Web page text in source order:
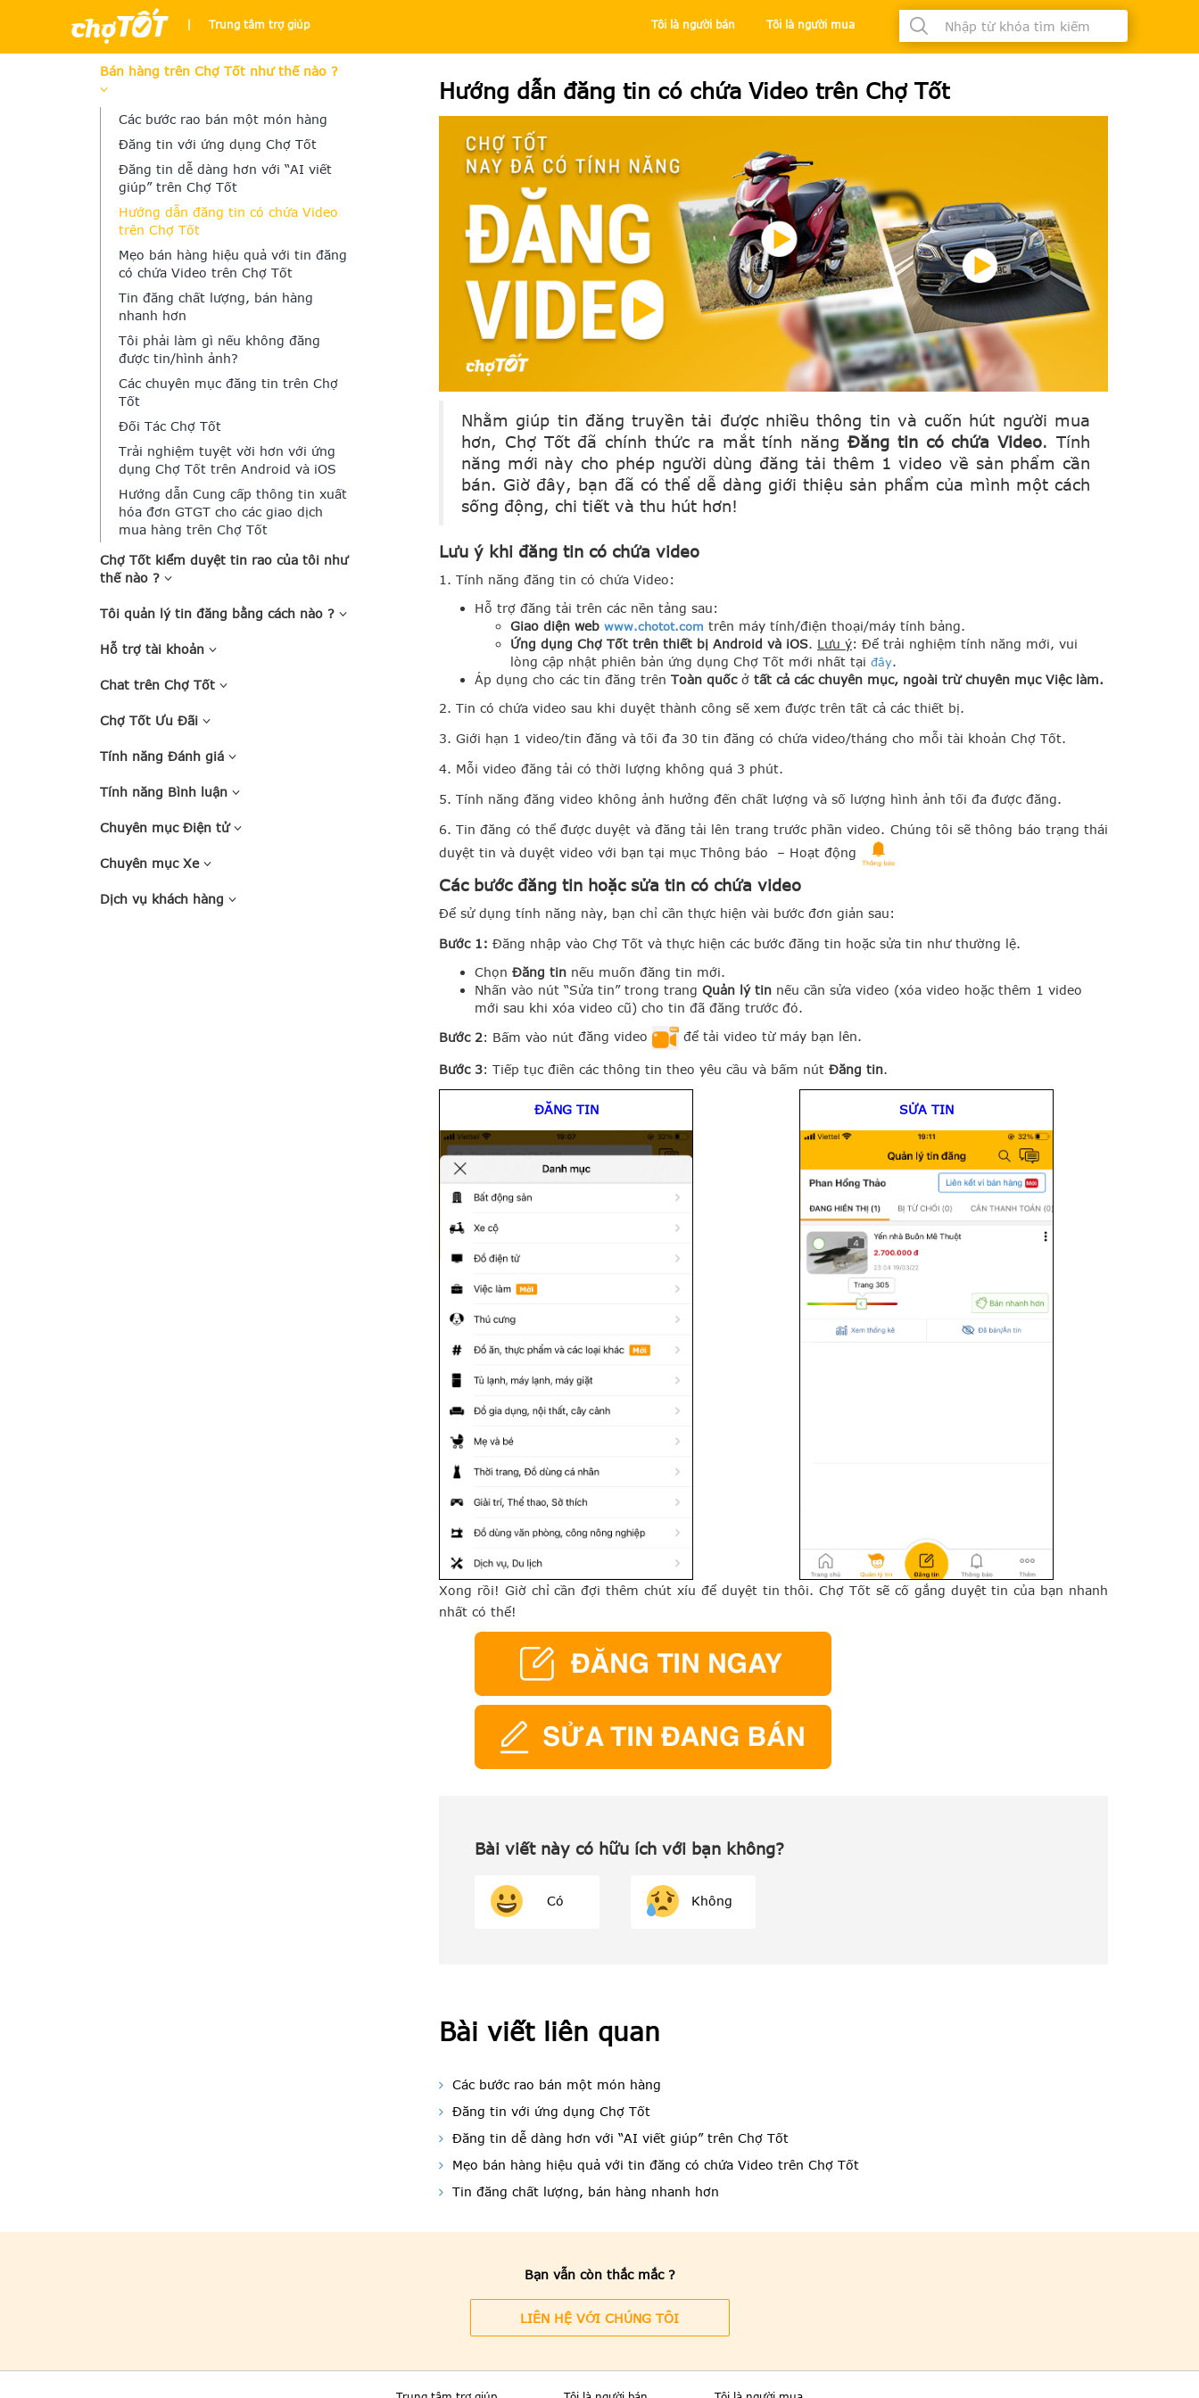
Trung tâm trợ giúp Tôi là người bán Tôi là người mua
Bán hàng trên Chợ Tốt như thế nào ?
Các bước rao bán một món hàng
Đăng tin với ứng dụng Chợ Tốt
Đăng tin dễ dàng hơn với “AI viết
giúp” trên Chợ Tốt
Hướng dẫn đăng tin có chứa Video
trên Chợ Tốt
Mẹo bán hàng hiệu quả với tin đăng
có chứa Video trên Chợ Tốt
Tin đăng chất lượng, bán hàng
nhanh hơn
Tôi phải làm gì nếu không đăng
được tin/hình ảnh?
Các chuyên mục đăng tin trên Chợ
Tốt
Đối Tác Chợ Tốt
Trải nghiệm tuyệt vời hơn với ứng
dụng Chợ Tốt trên Android và iOS
Hướng dẫn Cung cấp thông tin xuất
hóa đơn GTGT cho các giao dịch
mua hàng trên Chợ Tốt
Chợ Tốt kiểm duyệt tin rao của tôi như
thế nào ?
Tôi quản lý tin đăng bằng cách nào ?
Hỗ trợ tài khoản
Chat trên Chợ Tốt
Chợ Tốt Ưu Đãi
Tính năng Đánh giá
Tính năng Bình luận
Chuyên mục Điện tử
Chuyên mục Xe
Dịch vụ khách hàng
Hướng dẫn đăng tin có chứa Video trên Chợ Tốt
Nhằm giúp tin đăng truyền tải được nhiều thông tin và cuốn hút người mua
hơn, Chợ Tốt đã chính thức ra mắt tính năng Đăng tin có chứa Video. Tính
năng mới này cho phép người dùng đăng tải thêm 1 video về sản phẩm cần
bán. Giờ đây, bạn đã có thể dễ dàng giới thiệu sản phẩm của mình một cách
sống động, chi tiết và thu hút hơn!
Lưu ý khi đăng tin có chứa video
1. Tính năng đăng tin có chứa Video:
Hỗ trợ đăng tải trên các nền tảng sau:
Giao diện web www.chotot.com trên máy tính/điện thoại/máy tính bảng.
Ứng dụng Chợ Tốt trên thiết bị Android và iOS. Lưu ý: Để trải nghiệm tính năng mới, vui
lòng cập nhật phiên bản ứng dụng Chợ Tốt mới nhất tại đây.
Áp dụng cho các tin đăng trên Toàn quốcở tất cả các chuyên mục, ngoài trừ chuyên mục Việc làm.
2. Tin có chứa video sau khi duyệt thành công sẽ xem được trên tất cả các thiết bị.
3. Giới hạn 1 video/tin đăng và tối đa 30 tin đăng có chứa video/tháng cho mỗi tài khoản Chợ Tốt.
4. Mỗi video đăng tải có thời lượng không quá 3 phút.
5. Tính năng đăng video không ảnh hưởng đến chất lượng và số lượng hình ảnh tối đa được đăng.
6. Tin đăng có thể được duyệt và đăng tải lên trang trước phần video. Chúng tôi sẽ thông báo trạng thái
duyệt tin và duyệt video với bạn tại mục Thông báo – Hoạt động
Các bước đăng tin hoặc sửa tin có chứa video
Để sử dụng tính năng này, bạn chỉ cần thực hiện vài bước đơn giản sau:
Bước 1: Đăng nhập vào Chợ Tốt và thực hiện các bước đăng tin hoặc sửa tin như thường lệ.
Chọn Đăng tin nếu muốn đăng tin mới.
Nhấn vào nút “Sửa tin” trong trang Quản lý tin nếu cần sửa video (xóa video hoặc thêm 1 video
mới sau khi xóa video cũ) cho tin đã đăng trước đó.
Bước 2: Bấm vào nút đăng video để tải video từ máy bạn lên.
Bước 3: Tiếp tục điền các thông tin theo yêu cầu và bấm nút Đăng tin.
ĐĂNG TIN SỬA TIN
Xong rồi! Giờ chỉ cần đợi thêm chút xíu để duyệt tin thôi. Chợ Tốt sẽ cố gắng duyệt tin của bạn nhanh
nhất có thể!
Bài viết này có hữu ích với bạn không?
Có Không
Bài viết liên quan
Các bước rao bán một món hàng
Đăng tin với ứng dụng Chợ Tốt
Đăng tin dễ dàng hơn với “AI viết giúp” trên Chợ Tốt
Mẹo bán hàng hiệu quả với tin đăng có chứa Video trên Chợ Tốt
Tin đăng chất lượng, bán hàng nhanh hơn
Bạn vẫn còn thắc mắc ?
LIÊN HỆ VỚI CHÚNG TÔI